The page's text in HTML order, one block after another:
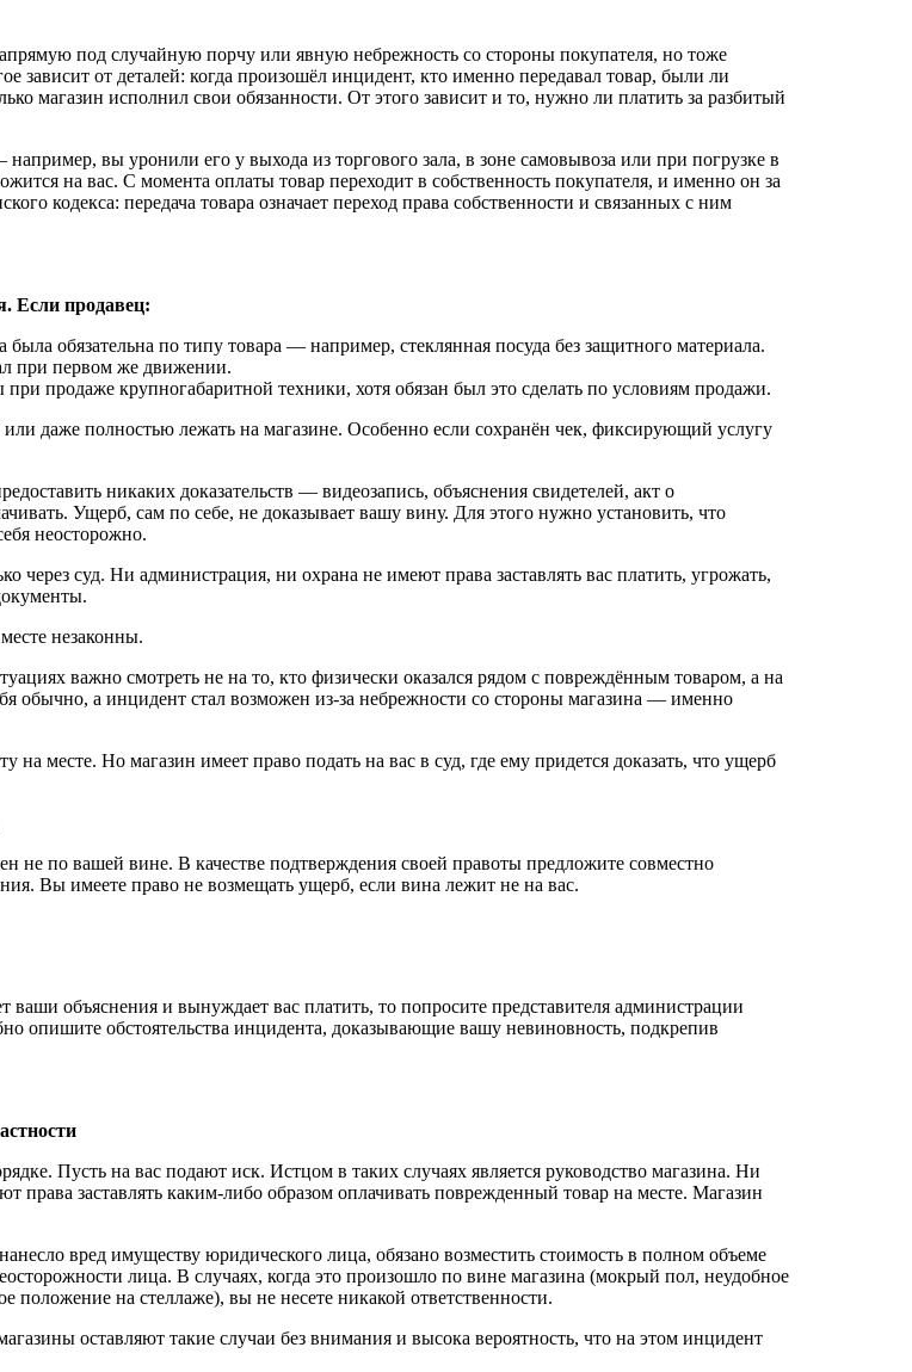
под случайную порчу или явную небрежность со стороны покупателя, но тоже
зависит от деталей: когда произошёл инцидент, кто именно передавал товар, были ли
магазин исполнил свои обязанности. От этого зависит и то, нужно ли платить за разбитый
вы уронили его у выхода из торгового зала, в зоне самовывоза или при погрузке в
на вас. С момента оплаты товар переходит в собственность покупателя, и именно он за
кодекса: передача товара означает переход права собственности и связанных с ним
Если продавец:
была обязательна по типу товара — например, стеклянная посуда без защитного материала.
при первом же движении.
продаже крупногабаритной техники, хотя обязан был это сделать по условиям продажи.
даже полностью лежать на магазине. Особенно если сохранён чек, фиксирующий услугу
никаких доказательств — видеозапись, объяснения свидетелей, акт о
Ущерб, сам по себе, не доказывает вашу вину. Для этого нужно установить, что
неосторожно.
через суд. Ни администрация, ни охрана не имеют права заставлять вас платить, угрожать,
незаконны.
важно смотреть не на то, кто физически оказался рядом с повреждённым товаром, а на
обычно, а инцидент стал возможен из-за небрежности со стороны магазина — именно
месте. Но магазин имеет право подать на вас в суд, где ему придется доказать, что ущерб
не по вашей вине. В качестве подтверждения своей правоты предложите совместно
Вы имеете право не возмещать ущерб, если вина лежит не на вас.
объяснения и вынуждает вас платить, то попросите представителя администрации
опишите обстоятельства инцидента, доказывающие вашу невиновность, подкрепив
Пусть на вас подают иск. Истцом в таких случаях является руководство магазина. Ни
права заставлять каким-либо образом оплачивать поврежденный товар на месте. Магазин
вред имуществу юридического лица, обязано возместить стоимость в полном объеме
лица. В случаях, когда это произошло по вине магазина (мокрый пол, неудобное
положение на стеллаже), вы не несете никакой ответственности.
оставляют такие случаи без внимания и высока вероятность, что на этом инцидент